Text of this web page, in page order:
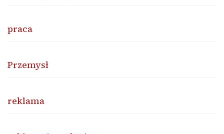
praca
Przemysł
reklama